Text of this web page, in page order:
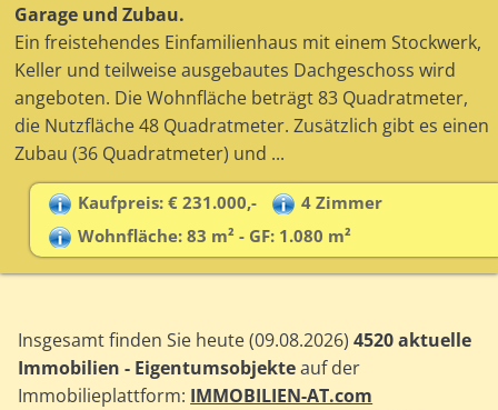
Garage und Zubau.
Ein freistehendes Einfamilienhaus mit einem Stockwerk,
Keller und teilweise ausgebautes Dachgeschoss wird
angeboten. Die Wohnfläche beträgt 83 Quadratmeter,
die Nutzfläche 48 Quadratmeter. Zusätzlich gibt es einen
Zubau (36 Quadratmeter) und ...
Kaufpreis: € 231.000,-
4 Zimmer
Wohnfläche: 83 m² - GF: 1.080 m²
Insgesamt finden Sie heute (09.08.2026)4520 aktuelle
Immobilien - Eigentumsobjekteauf der
Immobilieplattform: IMMOBILIEN-AT.com